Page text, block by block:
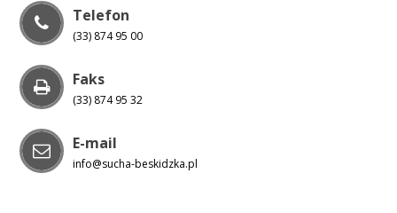
Telefon
(33) 874 95 00
Faks
(33) 874 95 32
E-mail
info@sucha-beskidzka.pl